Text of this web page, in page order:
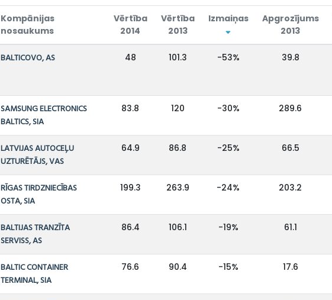
Kompānijas
nosaukums
Vērtība
2014
Vērtība
2013
Izmaiņas
Apgrozījums
2013
BALTICOVO, AS 48 101.3 -53% 39.8
SAMSUNG ELECTRONICS
BALTICS, SIA
83.8 120 -30% 289.6
LATVIJAS AUTOCEĻU
UZTURĒTĀJS, VAS
64.9 86.8 -25% 66.5
RĪGAS TIRDZNIECĪBAS
OSTA, SIA
199.3 263.9 -24% 203.2
BALTIJAS TRANZĪTA
SERVISS, AS
86.4 106.1 -19% 61.1
BALTIC CONTAINER
TERMINAL, SIA
76.6 90.4 -15% 17.6